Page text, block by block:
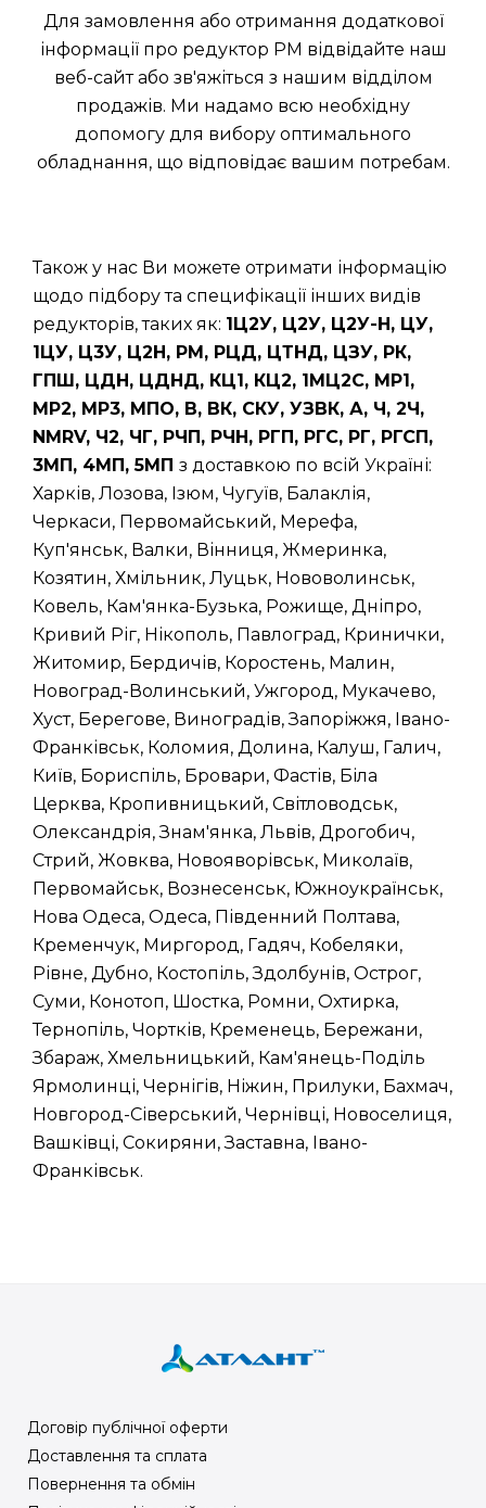
Для замовлення або отримання додаткової
інформації про редуктор РМ відвідайте наш
веб-сайт або зв'яжіться з нашим відділом
продажів. Ми надамо всю необхідну
допомогу для вибору оптимального
обладнання, що відповідає вашим потребам.
Також у нас Ви можете отримати інформацію
щодо підбору та специфікації інших видів
редукторів, таких як: 1Ц2У, Ц2У, Ц2У-Н, ЦУ,
1ЦУ, Ц3У, Ц2Н, РМ, РЦД, ЦТНД, ЦЗУ, РК,
ГПШ, ЦДН, ЦДНД, КЦ1, КЦ2, 1МЦ2С, МР1,
МР2, МР3, МПО, В, ВК, СКУ, УЗВК, А, Ч, 2Ч,
NMRV, Ч2, ЧГ, РЧП, РЧН, РГП, РГС, РГ, РГСП,
3МП, 4МП, 5МП з доставкою по всій Україні:
Харків, Лозова, Ізюм, Чугуїв, Балаклія,
Черкаси, Первомайський, Мерефа,
Куп'янськ, Валки, Вінниця, Жмеринка,
Козятин, Хмільник, Луцьк, Нововолинськ,
Ковель, Кам'янка-Бузька, Рожище, Дніпро,
Кривий Ріг, Нікополь, Павлоград, Кринички,
Житомир, Бердичів, Коростень, Малин,
Новоград-Волинський, Ужгород, Мукачево,
Хуст, Берегове, Виноградів, Запоріжжя, Івано-
Франківськ, Коломия, Долина, Калуш, Галич,
Київ, Бориспіль, Бровари, Фастів, Біла
Церква, Кропивницький, Світловодськ,
Олександрія, Знам'янка, Львів, Дрогобич,
Стрий, Жовква, Новояворівськ, Миколаїв,
Первомайськ, Вознесенськ, Южноукраїнськ,
Нова Одеса, Одеса, Південний Полтава,
Кременчук, Миргород, Гадяч, Кобеляки,
Рівне, Дубно, Костопіль, Здолбунів, Острог,
Суми, Конотоп, Шостка, Ромни, Охтирка,
Тернопіль, Чортків, Кременець, Бережани,
Збараж, Хмельницький, Кам'янець-Поділь
Ярмолинці, Чернігів, Ніжин, Прилуки, Бахмач,
Новгород-Сіверський, Чернівці, Новоселиця,
Вашківці, Сокиряни, Заставна, Івано-
Франківськ.
Договір публічної оферти
Доставлення та сплата
Повернення та обмін